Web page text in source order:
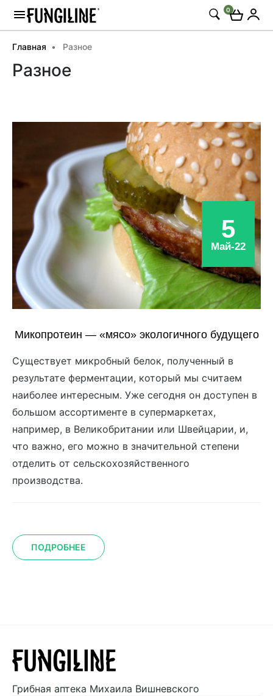
0
Главная Разное
Разное
5
Май-22
Микопротеин — «мясо» экологичного будущего
Существует микробный белок, полученный в
результате ферментации, который мы считаем
наиболее интересным. Уже сегодня он доступен в
большом ассортименте в супермаркетах,
например, в Великобритании или Швейцарии, и,
что важно, его можно в значительной степени
отделить от сельскохозяйственного
производства.
ПОДРОБНЕЕ
Грибная аптека Михаила Вишневского